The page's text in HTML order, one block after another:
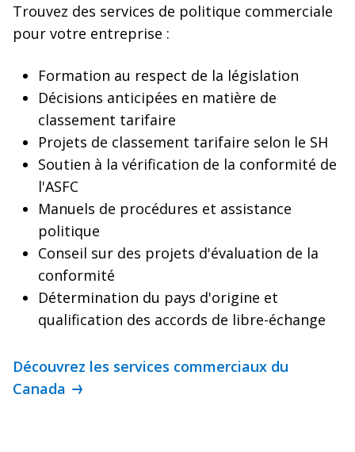
Trouvez des services de politique commerciale
pour votre entreprise :
Formation au respect de la législation
Décisions anticipées en matière de
classement tarifaire
Projets de classement tarifaire selon le SH
Soutien à la vérification de la conformité de
l'ASFC
Manuels de procédures et assistance
politique
Conseil sur des projets d'évaluation de la
conformité
Détermination du pays d'origine et
qualification des accords de libre-échange
Découvrez les services commerciaux du
Canada